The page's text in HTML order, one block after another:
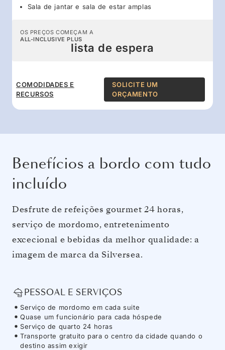
Sala de jantar e sala de estar amplas
OS PREÇOS COMEÇAM A
ALL-INCLUSIVE PLUS
lista de espera
COMODIDADES E
RECURSOS
SOLICITE UM
ORÇAMENTO
Benefícios a bordo com tudo
incluído
Desfrute de refeições gourmet 24 horas,
serviço de mordomo, entretenimento
excecional e bebidas da melhor qualidade: a
imagem de marca da Silversea.
PESSOAL E SERVIÇOS
Serviço de mordomo em cada suite
Quase um funcionário para cada hóspede
Serviço de quarto 24 horas
Transporte gratuito para o centro da cidade quando o
destino assim exigir